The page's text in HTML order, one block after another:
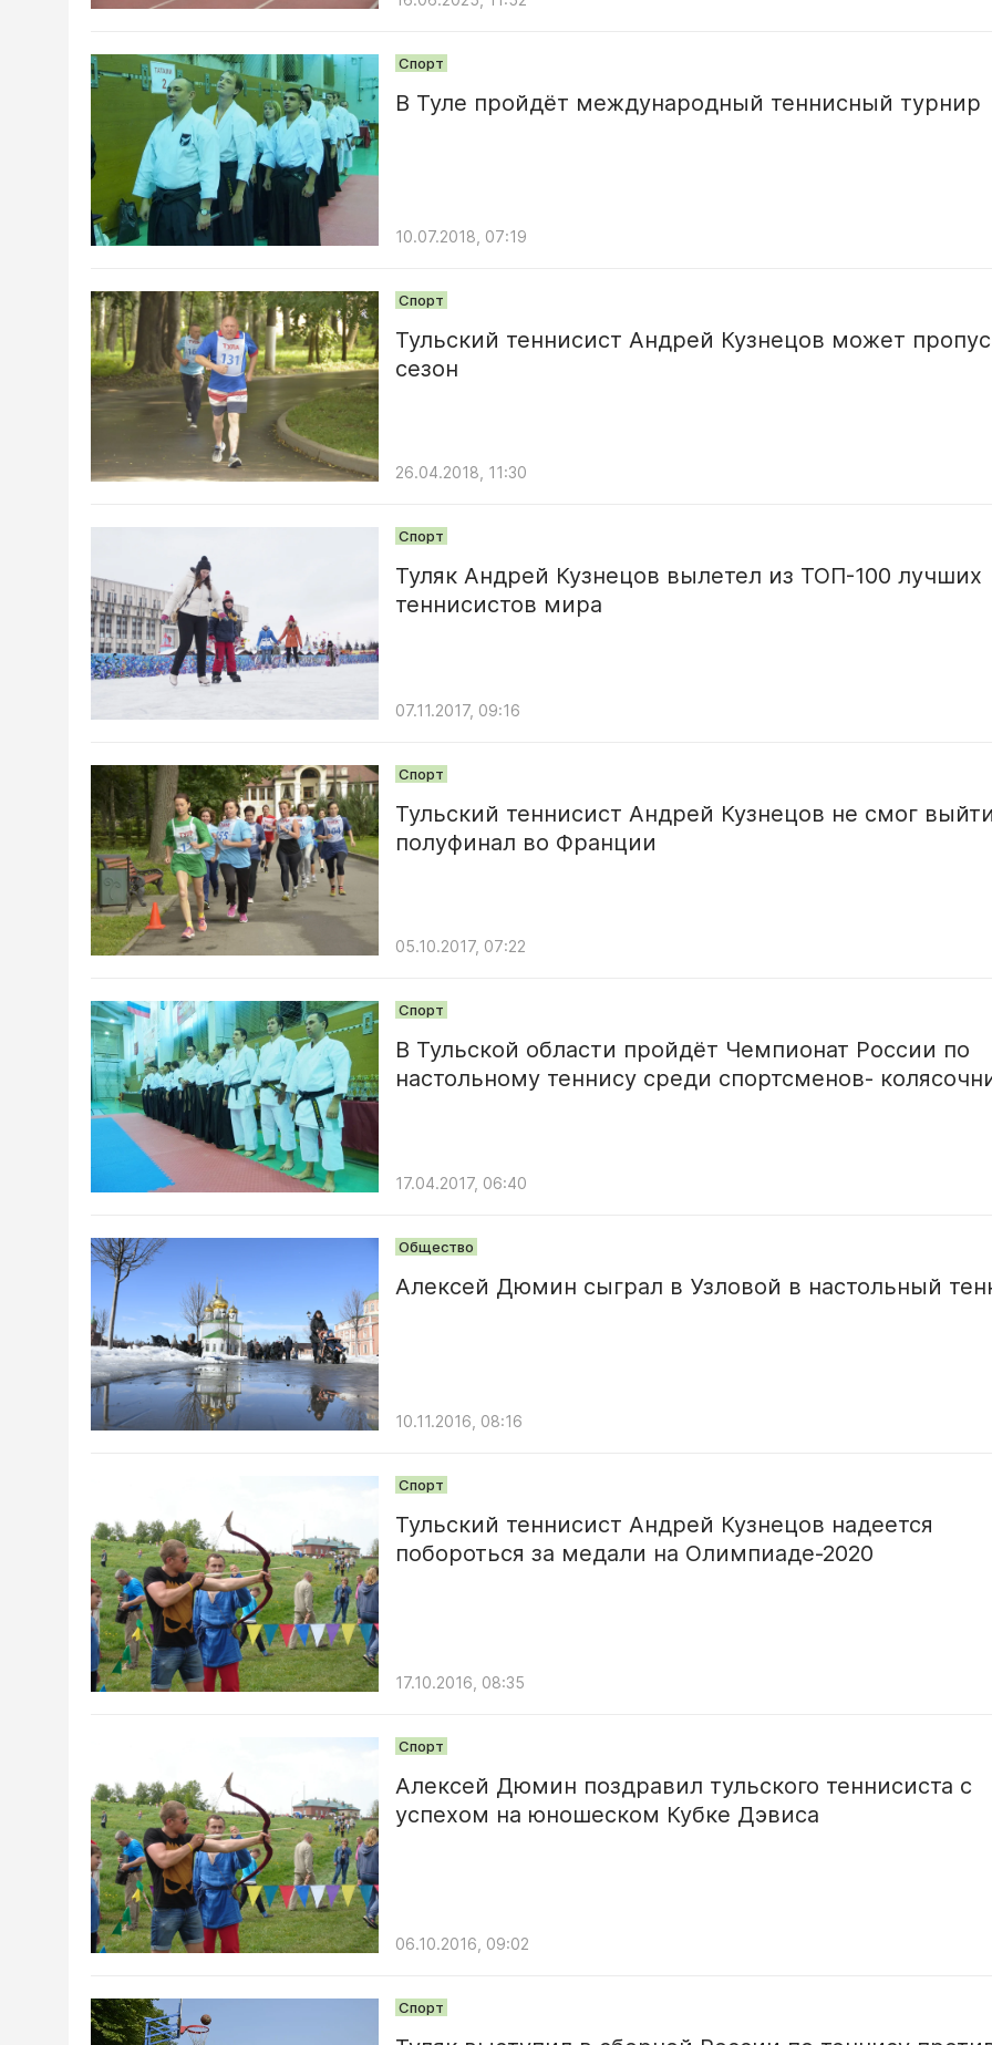
Спорт
В Туле пройдёт международный теннисный турнир
10.07.2018, 07:19
Спорт
Тульский теннисист Андрей Кузнецов может
сезон
26.04.2018, 11:30
Спорт
Туляк Андрей Кузнецов вылетел из ТОП-100 лучших
теннисистов мира
07.11.2017, 09:16
Спорт
Тульский теннисист Андрей Кузнецов не смог
полуфинал во Франции
05.10.2017, 07:22
Спорт
В Тульской области пройдёт Чемпионат России по
настольному теннису среди спортсменов-
17.04.2017, 06:40
Общество
Алексей Дюмин сыграл в Узловой в настольный
10.11.2016, 08:16
Спорт
Тульский теннисист Андрей Кузнецов надеется
побороться за медали на Олимпиаде-2020
17.10.2016, 08:35
Спорт
Алексей Дюмин поздравил тульского теннисиста с
успехом на юношеском Кубке Дэвиса
06.10.2016, 09:02
Спорт